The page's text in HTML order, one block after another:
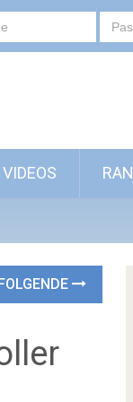
VIDEOS